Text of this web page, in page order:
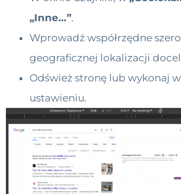
„Inne…”.
Wprowadź współrzędne
geograficznej lokalizacji
Odśwież stronę lub wykonaj
ustawieniu.